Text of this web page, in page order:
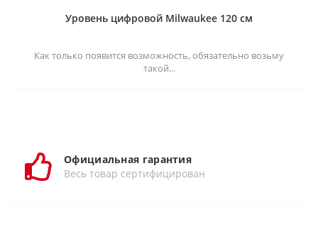
Уровень цифровой Milwaukee 120 см
Как только появится возможность, обязательно возьму
такой...
Официальная гарантия
Весь товар сертифицирован